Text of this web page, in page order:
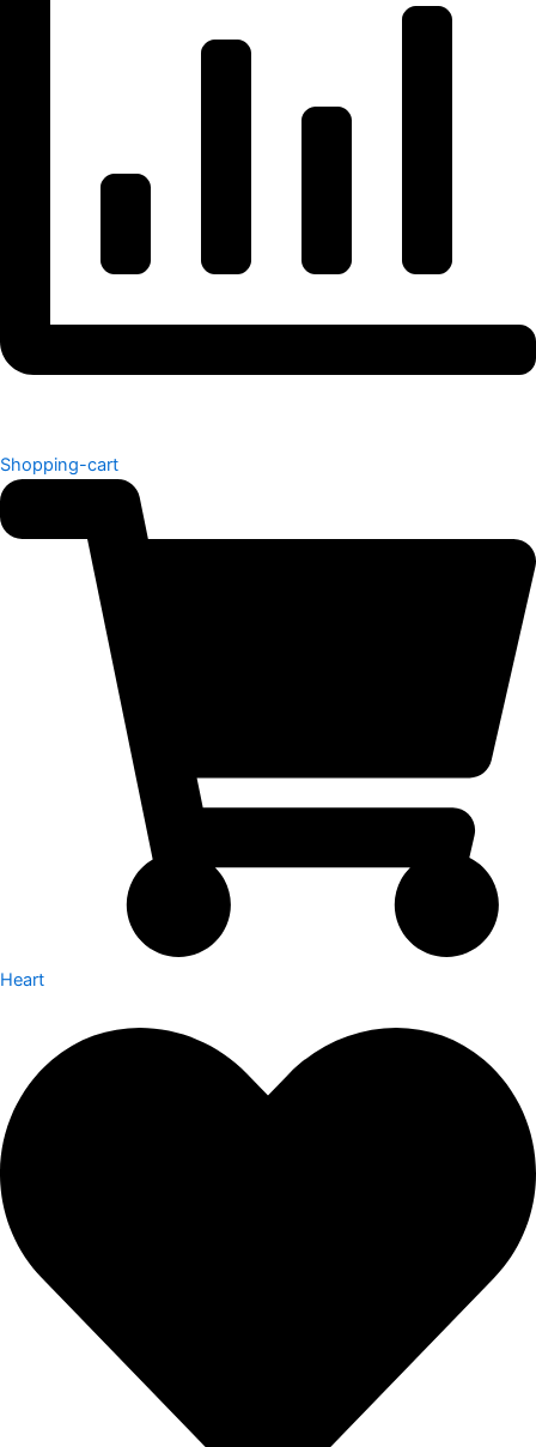
Shopping-cart
Heart